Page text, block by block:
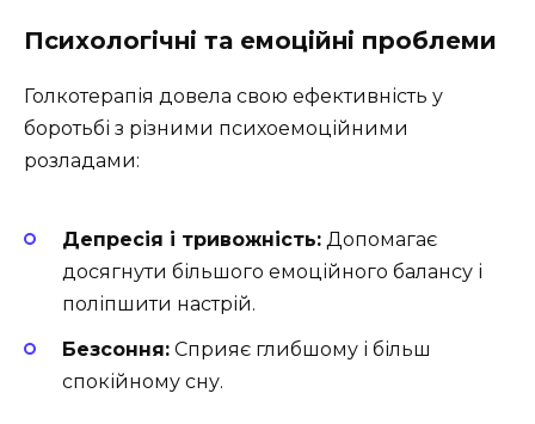
Психологічні та емоційні проблеми
Голкотерапія довела свою ефективність у
боротьбі з різними психоемоційними
розладами:
Депресія і тривожність: Допомагає
досягнути більшого емоційного балансу і
поліпшити настрій.
Безсоння: Сприяє глибшому і більш
спокійному сну.